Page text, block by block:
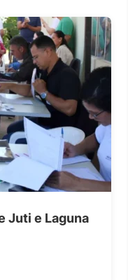
Juti e Laguna